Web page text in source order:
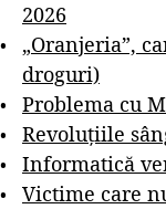
2026
„Oranjeria”,
droguri)
Problema cu
Revoluțiile
Informatică
Victime care